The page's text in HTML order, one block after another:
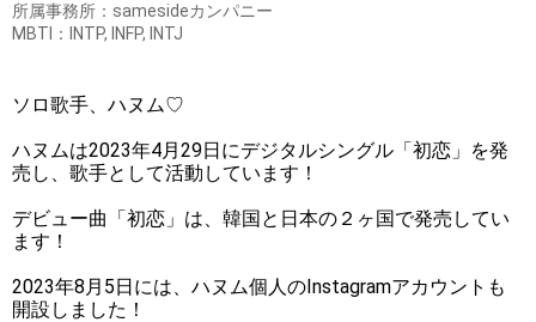
所属事務所：samesideカンパニー
MBTI：INTP, INFP, INTJ
ソロ歌手、ハヌム♡
ハヌムは2023年4月29日にデジタルシングル「初恋」を発
売し、歌手として活動しています！
デビュー曲「初恋」は、韓国と日本の２ヶ国で発売してい
ます！
2023年8月5日には、ハヌム個人のInstagramアカウントも
開設しました！